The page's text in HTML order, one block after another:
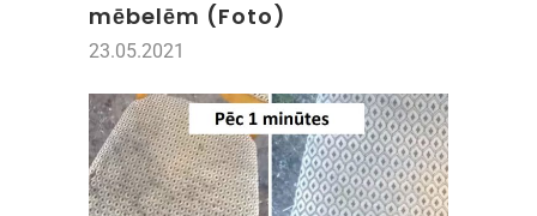
mēbelēm (Foto)
23.05.2021